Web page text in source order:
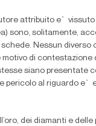
attribuito e`
sono, solitamente,
Nessun diverso
di contestazione
siano presentate
pericolo al riguardo e`
dei diamanti e